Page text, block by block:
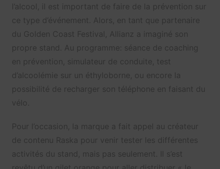
l’alcool, il est important de faire de la prévention sur
ce type d’événement. Alors, en tant que partenaire
du Golden Coast Festival, Allianz a imaginé son
propre stand. Au programme: séance de coaching
en prévention, simulateur de conduite, test
d’alcoolémie sur un éthyloborne, ou encore la
possibilité de recharger son téléphone en faisant du
vélo.
Pour l’occasion, la marque a fait appel au créateur
de contenu Raska pour venir tester les différentes
activités du stand, mais pas seulement. Il s’est